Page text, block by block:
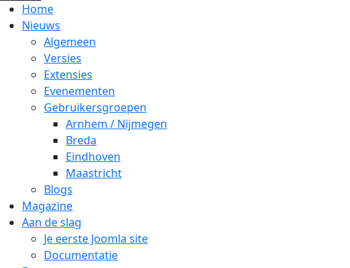
Home
Nieuws
Algemeen
Versies
Extensies
Evenementen
Gebruikersgroepen
Arnhem / Nijmegen
Breda
Eindhoven
Maastricht
Blogs
Magazine
Aan de slag
Je eerste Joomla site
Documentatie